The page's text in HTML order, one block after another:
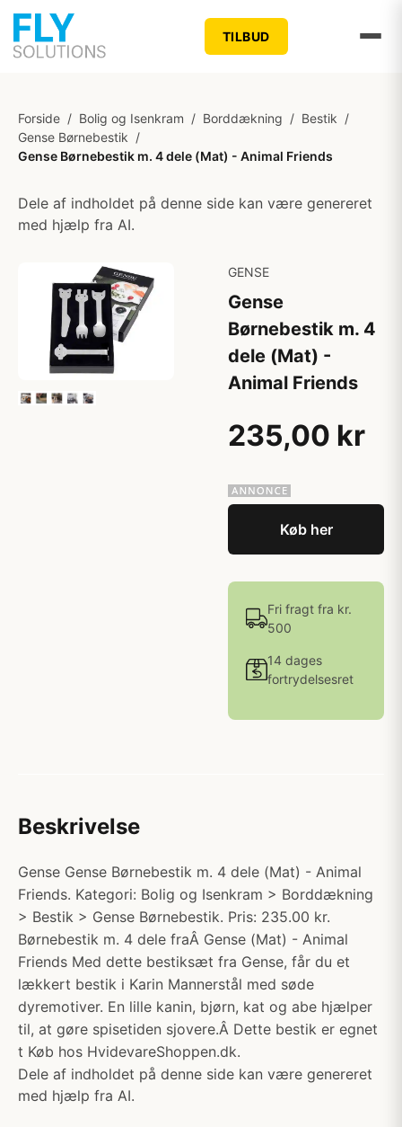
TILBUD
Forside / Bolig og Isenkram / Borddækning / Bestik /
Gense Børnebestik /
Gense Børnebestik m. 4 dele (Mat) - Animal Friends
Dele af indholdet på denne side kan være genereret
med hjælp fra AI.
GENSE
Gense
Børnebestik m. 4
dele (Mat) -
Animal Friends
235,00 kr
Køb her
Fri fragt fra kr.
500
14 dages
fortrydelsesret
Beskrivelse
Gense Gense Børnebestik m. 4 dele (Mat) - Animal
Friends. Kategori: Bolig og Isenkram > Borddækning
> Bestik > Gense Børnebestik. Pris: 235.00 kr.
Børnebestik m. 4 dele fraÂ Gense (Mat) - Animal
Friends Med dette bestiksæt fra Gense, får du et
lækkert bestik i Karin Mannerstål med søde
dyremotiver. En lille kanin, bjørn, kat og abe hjælper
til, at gøre spisetiden sjovere.Â Dette bestik er egnet
t Køb hos HvidevareShoppen.dk.
Dele af indholdet på denne side kan være genereret
med hjælp fra AI.